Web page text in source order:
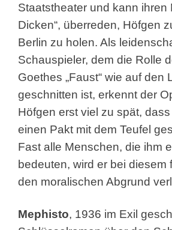
Staatstheater und kann ihren
Dicken“, überreden, Höfgen
Berlin zu holen. Als
Schauspieler, dem die Rolle
Goethes „Faust“ wie auf den
geschnitten ist, erkennt der
Höfgen erst viel zu spät,
einen Pakt mit dem Teufel
Fast alle Menschen, die ihm
bedeuten, wird er bei diesem
den moralischen Abgrund
Mephisto, 1936 im Exil